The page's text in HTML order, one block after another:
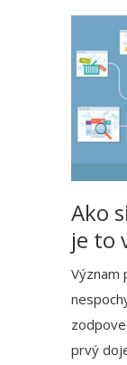
Ako
je to
Význam
prvý